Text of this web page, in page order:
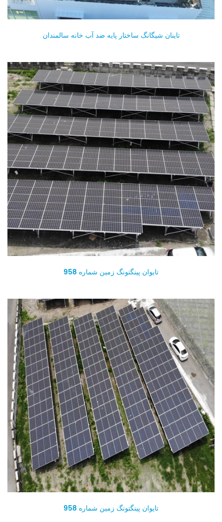
تاینان شیگانگ ساختار پایه ضد آب خانه سالمندان
تایوان پینگتونگ زمین شماره 958
تایوان پینگتونگ زمین شماره 958